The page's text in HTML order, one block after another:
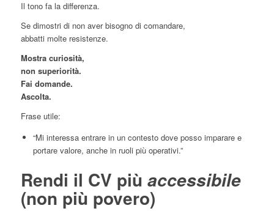
Il tono fa la differenza.
Se dimostri di non aver bisogno di comandare,
abbatti molte resistenze.
Mostra curiosità,
non superiorità.
Fai domande.
Ascolta.
Frase utile:
“Mi interessa entrare in un contesto dove posso imparare e
portare valore, anche in ruoli più operativi.”
Rendi il CV più accessibile
(non più povero)